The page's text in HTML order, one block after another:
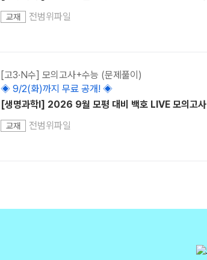
교재 전범위파일
[고3·N수] 모의고사+수능 (문제풀이)
◈ 9/2(화)까지 무료 공개! ◈
[생명과학l] 2026 9월 모평 대비 백호 LIVE 모의고사
교재 전범위파일